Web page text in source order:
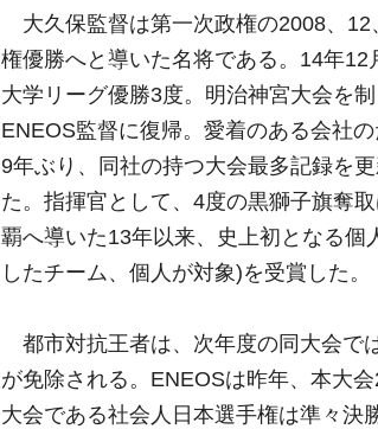
大久保監督は第一次政権の2008、
権優勝へと導いた名将である。14年
大学リーグ優勝3度。明治神宮大会を
ENEOS監督に復帰。愛着のある会社
9年ぶり、同社の持つ大会最多記録を
た。指揮官として、4度の黒獅子旗奪
覇へ導いた13年以来、史上初となる個
したチーム、個人が対象)を受賞した。
都市対抗王者は、次年度の同大会で
が免除される。ENEOSは昨年、本大
大会である社会人日本選手権は準々決